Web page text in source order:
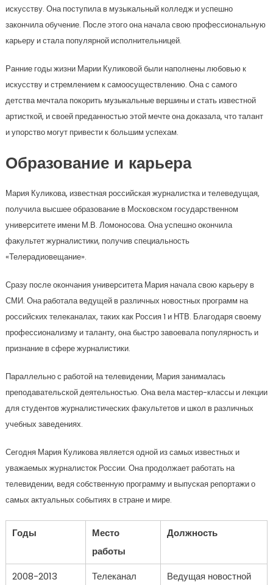
искусству. Она поступила в музыкальный колледж и успешно
закончила обучение. После этого она начала свою профессиональную
карьеру и стала популярной исполнительницей.
Ранние годы жизни Марии Куликовой были наполнены любовью к
искусству и стремлением к самоосуществлению. Она с самого
детства мечтала покорить музыкальные вершины и стать известной
артисткой, и своей преданностью этой мечте она доказала, что талант
и упорство могут привести к большим успехам.
Образование и карьера
Мария Куликова, известная российская журналистка и телеведущая,
получила высшее образование в Московском государственном
университете имени М.В. Ломоносова. Она успешно окончила
факультет журналистики, получив специальность
«Телерадиовещание».
Сразу после окончания университета Мария начала свою карьеру в
СМИ. Она работала ведущей в различных новостных программ на
российских телеканалах, таких как Россия 1 и НТВ. Благодаря своему
профессионализму и таланту, она быстро завоевала популярность и
признание в сфере журналистики.
Параллельно с работой на телевидении, Мария занималась
преподавательской деятельностью. Она вела мастер-классы и лекции
для студентов журналистических факультетов и школ в различных
учебных заведениях.
Сегодня Мария Куликова является одной из самых известных и
уважаемых журналисток России. Она продолжает работать на
телевидении, ведя собственную программу и выпуская репортажи о
самых актуальных событиях в стране и мире.
Годы
Место
работы
Должность
2008-2013
Телеканал
Ведущая новостной